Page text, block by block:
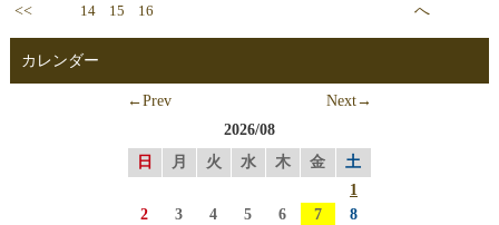
<<
14
15 16
へ
カレンダー
←Prev
Next→
2026/08
日
月 火 水 木 金
土
1
2
3 4 5 6 7
8